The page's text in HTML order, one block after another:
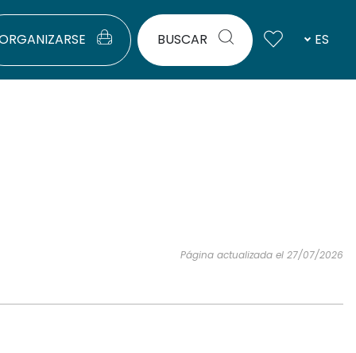
BUSCAR ES
Página actualizada el 27/07/2026